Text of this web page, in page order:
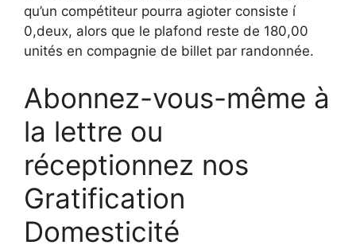
qu’un compétiteur pourra agioter consiste í
0,deux, alors que le plafond reste de 180,00
unités en compagnie de billet par randonnée.
Abonnez-vous-même à
la lettre ou
réceptionnez nos
Gratification
Domesticité